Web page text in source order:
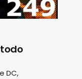
DC,